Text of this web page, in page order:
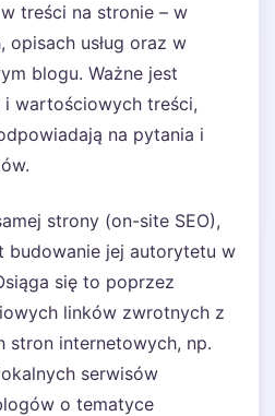
treści na stronie – w
opisach usług oraz w
blogu. Ważne jest
wartościowych treści,
na pytania i
strony (on-site SEO),
budowanie jej autorytetu w
się to poprzez
linków zwrotnych z
stron internetowych, np.
serwisów
o tematyce